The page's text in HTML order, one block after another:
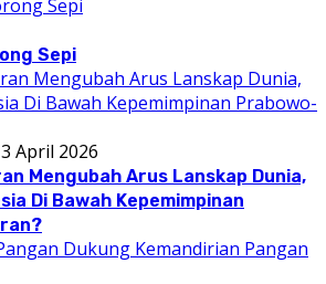
Sepi
April 2026
Mengubah Arus Lanskap Dunia,
Di Bawah Kepemimpinan